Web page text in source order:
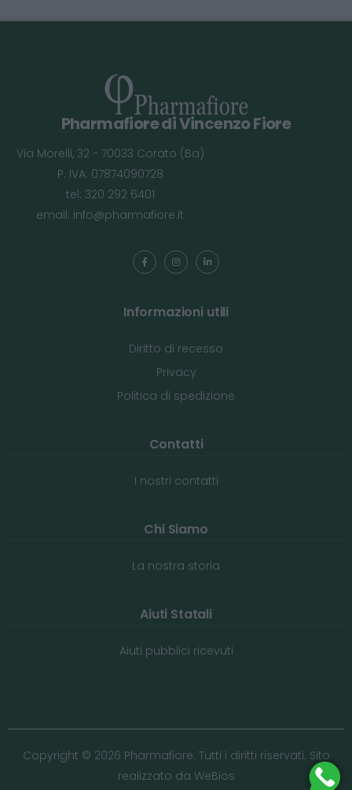
Pharmafiore di Vincenzo Fiore
Via Morelli, 32 - 70033 Corato (Ba)
P. IVA: 07874090728
tel: 320 292 6401
email: info@pharmafiore.it
Informazioni utili
Diritto di recesso
Privacy
Politica di spedizione
Contatti
I nostri contatti
Chi Siamo
La nostra storia
Aiuti Statali
Aiuti pubblici ricevuti
Copyright © 2026 Pharmafiore. Tutti i diritti riservati. Sito
realizzato da WeBios